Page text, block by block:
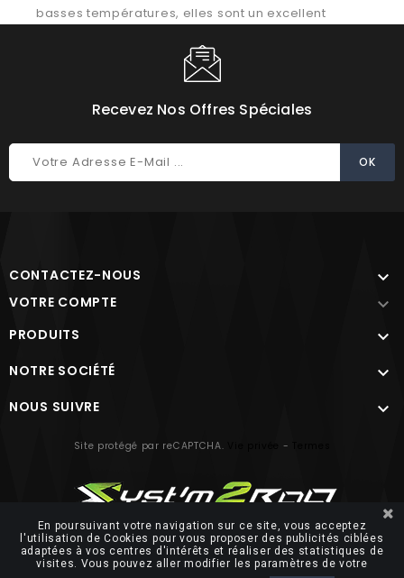
basses températures, elles sont un excellent
utilisation loisir. Pour une utilisation scooter et
Danemark.
Caractéristiques
Type de plaquette
de frein
Recevez Nos Offres Spéciales
CONTACTEZ-NOUS 
VOTRE COMPTE 
PRODUITS 
NOTRE SOCIÉTÉ 
NOUS SUIVRE 
Site protégé par reCAPTCHA. -
© 2026 FUTUROSOFT
En poursuivant votre navigation sur ce site, vous acceptez
l'utilisation de Cookies pour vous proposer des publicités ciblées
adaptées à vos centres d'intérêts et réaliser des statistiques de
visites. Vous pouvez aller modifier les paramètres de votre